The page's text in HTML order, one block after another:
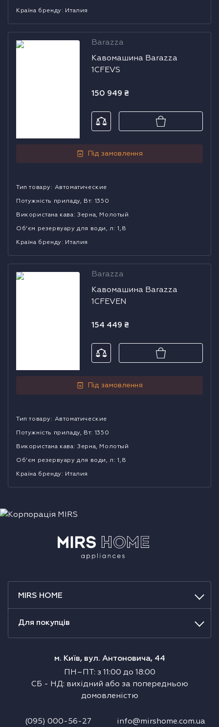
Країна бренду : Италия
Кавомашина
Barazza
Кавомашина Barazza
1CFEVS
150 949 ₴
Під замовлення
Тип товару : Автоматические
Потужність приладу, Вт: 1350
Використана кава: Зерна, Молотый
Об'єм резервуару для води, л : 1,8
Країна бренду : Италия
Кавомашина
Barazza
Кавомашина Barazza
1CFEVEN
154 449 ₴
Під замовлення
Тип товару : Автоматические
Потужність приладу, Вт: 1350
Використана кава: Зерна, Молотый
Об'єм резервуару для води, л : 1,8
Країна бренду : Италия
MIRS HOME
Для покупців
м. Київ, вул. Антоновича, 44
ПН–ПТ : з 11:00 до 18:00
СБ - НД: вихідний або за попередньою
домовленістю
info@mirshome.com.ua
(095) 000-56-27